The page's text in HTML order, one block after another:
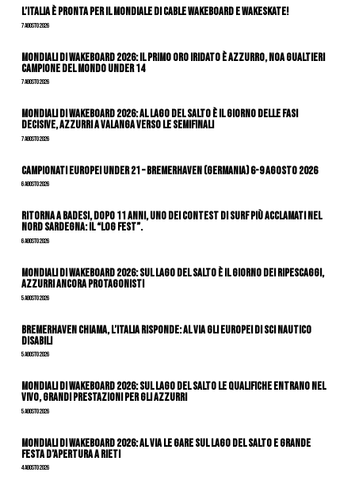
L’Italia è pronta per il Mondiale di Cable Wakeboard e Wakeskate!
7 Agosto 2026
Mondiali di Wakeboard 2026: il primo oro iridato è azzurro, Noa Gualtieri
campione del mondo Under 14
7 Agosto 2026
Mondiali di Wakeboard 2026: al Lago del Salto è il giorno delle fasi
decisive, azzurri a valanga verso le semifinali
7 Agosto 2026
Campionati Europei Under 21 – Bremerhaven (Germania) 6-9 agosto 2026
6 Agosto 2026
Ritorna a Badesi, dopo 11 anni, uno dei contest di surf più acclamati nel
nord Sardegna: il “Log Fest”.
6 Agosto 2026
Mondiali di Wakeboard 2026: sul Lago del Salto è il giorno dei ripescaggi,
azzurri ancora protagonisti
5 Agosto 2026
Bremerhaven chiama, l’Italia risponde: al via gli Europei di Sci Nautico
Disabili
5 Agosto 2026
Mondiali di Wakeboard 2026: sul Lago del Salto le qualifiche entrano nel
vivo, grandi prestazioni per gli azzurri
5 Agosto 2026
Mondiali di Wakeboard 2026: al via le gare sul Lago del Salto e grande
festa d’apertura a Rieti
4 Agosto 2026